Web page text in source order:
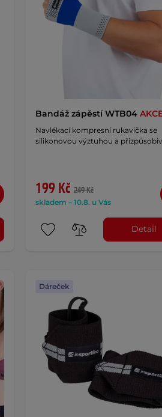
Bandáž zápěstí WTB04
Navlékací kompresní rukavička se
silikonovou výztuhou a
199 Kč 249 Kč
skladem – 10.8. u Vás
Detail
Dáreček